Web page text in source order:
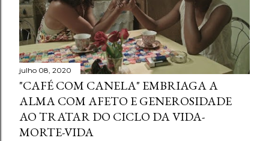
julho 08, 2020
"CAFÉ COM CANELA" EMBRIAGA A
ALMA COM AFETO E GENEROSIDADE
AO TRATAR DO CICLO DA VIDA-
MORTE-VIDA